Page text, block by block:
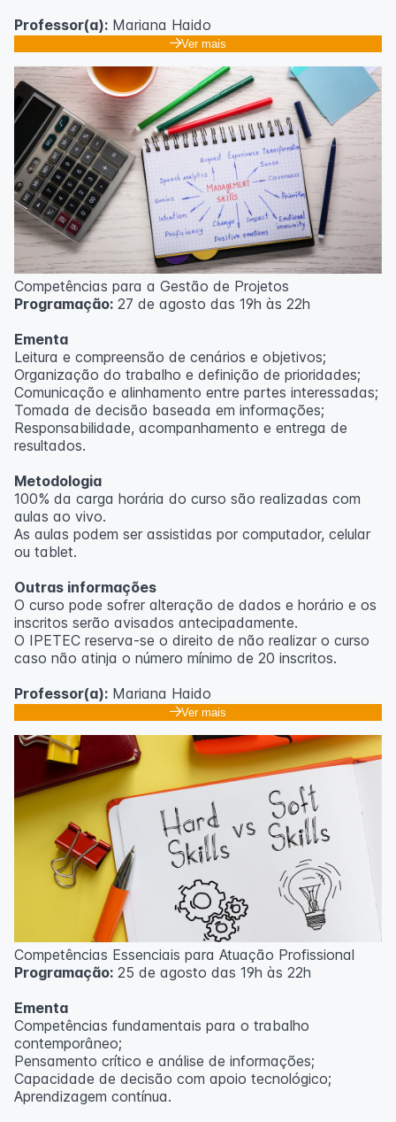
Professor(a): Mariana Haido
Ver mais
Competências para a Gestão de Projetos
Programação: 27 de agosto das 19h às 22h
Ementa
Leitura e compreensão de cenários e objetivos;
Organização do trabalho e definição de prioridades;
Comunicação e alinhamento entre partes interessadas;
Tomada de decisão baseada em informações;
Responsabilidade, acompanhamento e entrega de
resultados.
Metodologia
100% da carga horária do curso são realizadas com
aulas ao vivo.
As aulas podem ser assistidas por computador, celular
ou tablet.
Outras informações
O curso pode sofrer alteração de dados e horário e os
inscritos serão avisados ​​antecipadamente.
O IPETEC reserva-se o direito de não realizar o curso
caso não atinja o número mínimo de 20 inscritos.
Professor(a): Mariana Haido
Ver mais
Competências Essenciais para Atuação Profissional
Programação: 25 de agosto das 19h às 22h
Ementa
Competências fundamentais para o trabalho
contemporâneo;
Pensamento crítico e análise de informações;
Capacidade de decisão com apoio tecnológico;
Aprendizagem contínua.